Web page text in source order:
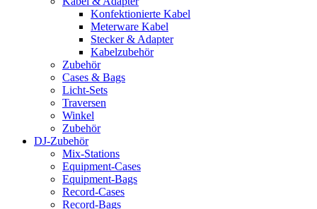
Konfektionierte Kabel
Meterware Kabel
Stecker & Adapter
Kabelzubehör
Zubehör
Cases & Bags
Licht-Sets
Traversen
Winkel
Zubehör
DJ-Zubehör
Mix-Stations
Equipment-Cases
Equipment-Bags
Record-Cases
Record-Bags